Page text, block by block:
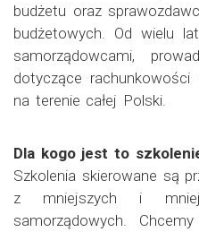
budżetu oraz
budżetowych. Od wielu
samorządowcami,
dotyczące
na terenie całej Polski.
Dla kogo jest to
Szkolenia skierowane są
z mniejszych i mniej
samorządowych.